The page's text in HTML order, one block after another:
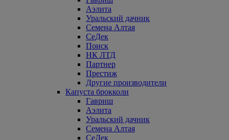
Аэлита
Уральский дачник
Семена Алтая
СеДек
Поиск
НК ЛТД
Партнер
Престиж
Другие производители
Капуста брокколи
Гавриш
Аэлита
Уральский дачник
Семена Алтая
СеДек